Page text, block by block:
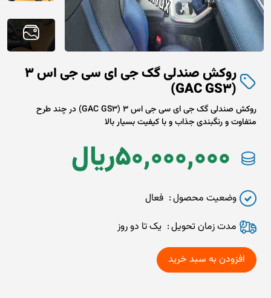
روکش صندلی گک جی ای سی جی اس 3
(GAC GS3)
روکش صندلی گک جی ای سی جی اس 3 (GAC GS3) در چند طرح
متفاوت و رنگبندی جذاب و با کیفیت بسیار بالا
ريال50,000,000
وضعیت محصول
فعال
مدت زمان تحويل
یک تا دو روز